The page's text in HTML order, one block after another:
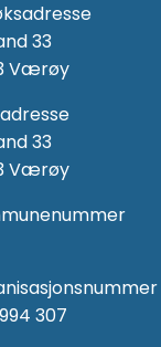
33
Værøy
33
Værøy
307